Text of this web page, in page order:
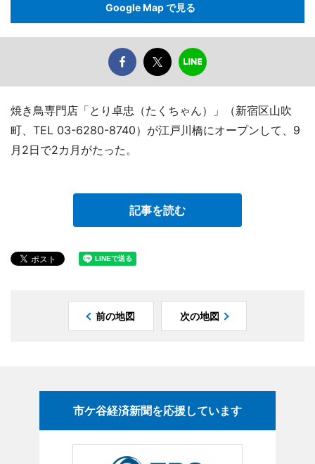
Google Map で見る
焼き鳥専門店「とり卓忠（たくちゃん）」（新宿区山吹
町、TEL 03-6280-8740）が江戸川橋にオープンして、9
月2日で2カ月がたった。
記事を読む
前の地図 次の地図
市ケ谷経済新聞を応援しています